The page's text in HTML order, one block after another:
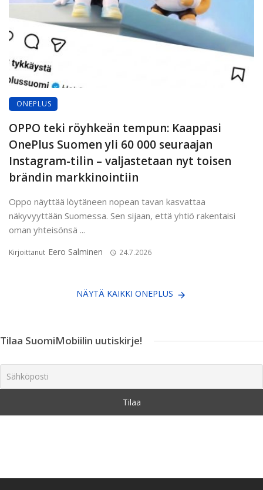
ONEPLUS
OPPO teki röyhkeän tempun: Kaappasi
OnePlus Suomen yli 60 000 seuraajan
Instagram-tilin – valjastetaan nyt toisen
brändin markkinointiin
Oppo näyttää löytäneen nopean tavan kasvattaa
näkyvyyttään Suomessa. Sen sijaan, että yhtiö rakentaisi
oman yhteisönsä ...
Kirjoittanut Eero Salminen 24.7.2026
NÄYTÄ KAIKKI ONEPLUS
Tilaa SuomiMobiilin uutiskirje!